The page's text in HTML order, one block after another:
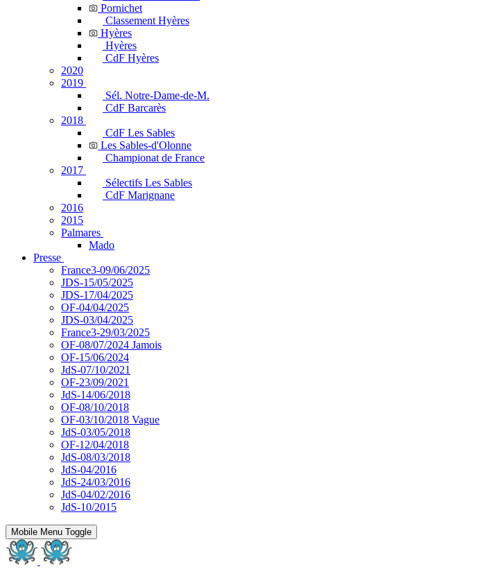
Pornichet
Classement Hyères
Hyères
Hyères
CdF Hyères
2020
2019
Sél. Notre-Dame-de-M.
CdF Barcarès
2018
CdF Les Sables
Les Sables-d'Olonne
Championat de France
2017
Sélectifs Les Sables
CdF Marignane
2016
2015
Palmares
Mado
Presse
France3-09/06/2025
JDS-15/05/2025
JDS-17/04/2025
OF-04/04/2025
JDS-03/04/2025
France3-29/03/2025
OF-08/07/2024 Jamois
OF-15/06/2024
JdS-07/10/2021
OF-23/09/2021
JdS-14/06/2018
OF-08/10/2018
OF-03/10/2018 Vague
JdS-03/05/2018
OF-12/04/2018
JdS-08/03/2018
JdS-04/2016
JdS-24/03/2016
JdS-04/02/2016
JdS-10/2015
Mobile Menu Toggle